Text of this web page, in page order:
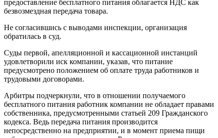
предоставление бесплатного питания облагается НДС как
безвозмездная передача товара.
Не согласившись с выводами инспекции, организация
обратилась в суд.
Суды первой, апелляционной и кассационной инстанций
удовлетворили иск компании, указав, что питание
предусмотрено положением об оплате труда работников и
трудовыми договорами.
Арбитры подчеркнули, что в отношении получаемого
бесплатного питания работник компании не обладает правами
собственника, предусмотренными статьей 209 Гражданского
кодекса. Ведь передача питания производится
непосредственно на предприятии, и в момент приема пищи